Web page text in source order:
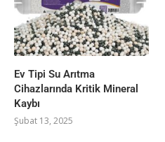
Ev Tipi Su Arıtma
Cihazlarında Kritik Mineral
Kaybı
Şubat 13, 2025